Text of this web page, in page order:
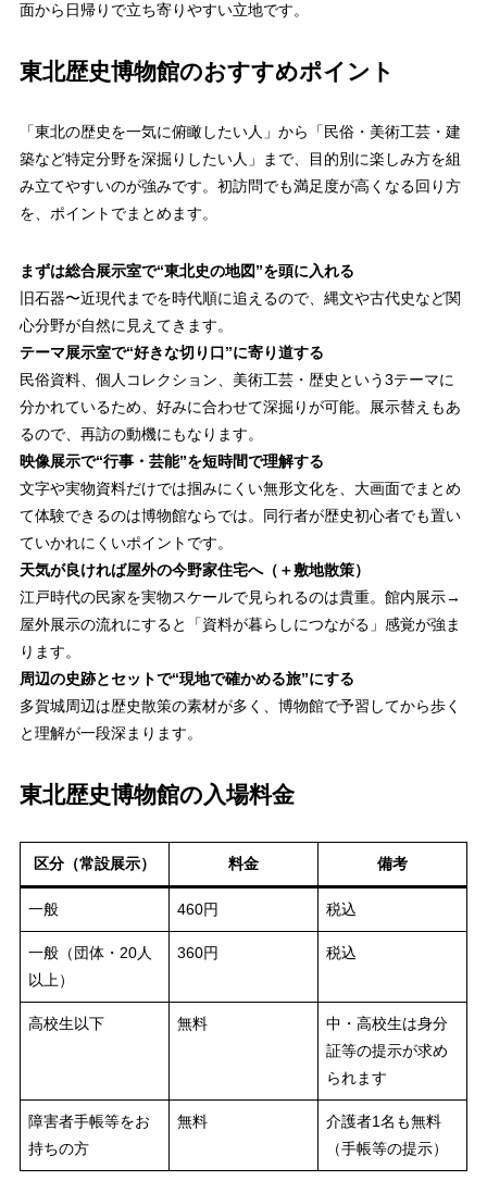
面から日帰りで立ち寄りやすい立地です。
東北歴史博物館のおすすめポイント
「東北の歴史を一気に俯瞰したい人」から「民俗・美術工芸・建
築など特定分野を深掘りしたい人」まで、目的別に楽しみ方を組
み立てやすいのが強みです。初訪問でも満足度が高くなる回り方
を、ポイントでまとめます。
まずは総合展示室で“東北史の地図”を頭に入れる
旧石器〜近現代までを時代順に追えるので、縄文や古代史など関
心分野が自然に見えてきます。
テーマ展示室で“好きな切り口”に寄り道する
民俗資料、個人コレクション、美術工芸・歴史という3テーマに
分かれているため、好みに合わせて深掘りが可能。展示替えもあ
るので、再訪の動機にもなります。
映像展示で“行事・芸能”を短時間で理解する
文字や実物資料だけでは掴みにくい無形文化を、大画面でまとめ
て体験できるのは博物館ならでは。同行者が歴史初心者でも置い
ていかれにくいポイントです。
天気が良ければ屋外の今野家住宅へ（＋敷地散策）
江戸時代の民家を実物スケールで見られるのは貴重。館内展示→
屋外展示の流れにすると「資料が暮らしにつながる」感覚が強ま
ります。
周辺の史跡とセットで“現地で確かめる旅”にする
多賀城周辺は歴史散策の素材が多く、博物館で予習してから歩く
と理解が一段深まります。
東北歴史博物館の入場料金
区分（常設展示） 料金 備考
一般 460円 税込
一般（団体・20人
以上）
360円 税込
高校生以下 無料
中・高校生は身分
証等の提示が求め
られます
障害者手帳等をお
持ちの方
無料
介護者1名も無料
（手帳等の提示）